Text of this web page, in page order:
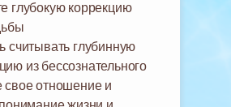
глубокую коррекцию
считывать глубинную
из бессознательного
свое отношение и